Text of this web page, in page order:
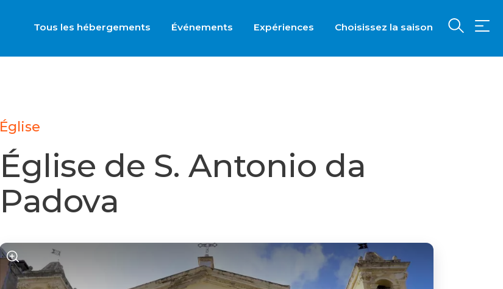
Tous les hébergements Événements Expériences Choisissez la saison
Église
Église de S. Antonio da
Padova